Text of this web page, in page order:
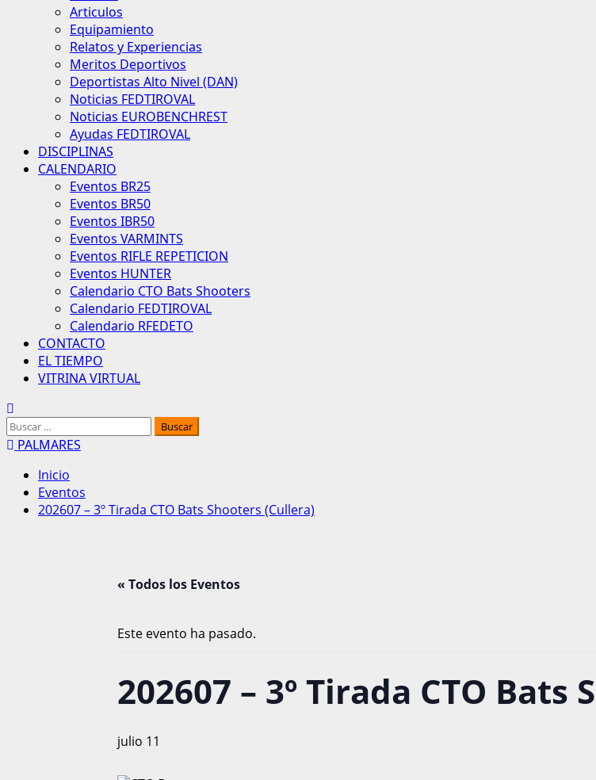
Articulos
Equipamiento
Relatos y Experiencias
Meritos Deportivos
Deportistas Alto Nivel (DAN)
Noticias FEDTIROVAL
Noticias EUROBENCHREST
Ayudas FEDTIROVAL
DISCIPLINAS
CALENDARIO
Eventos BR25
Eventos BR50
Eventos IBR50
Eventos VARMINTS
Eventos RIFLE REPETICION
Eventos HUNTER
Calendario CTO Bats Shooters
Calendario FEDTIROVAL
Calendario RFEDETO
CONTACTO
EL TIEMPO
VITRINA VIRTUAL
Buscar:
PALMARES
Inicio
Eventos
202607 – 3º Tirada CTO Bats Shooters (Cullera)
« Todos los Eventos
Este evento ha pasado.
202607 – 3º Tirada CTO
julio 11